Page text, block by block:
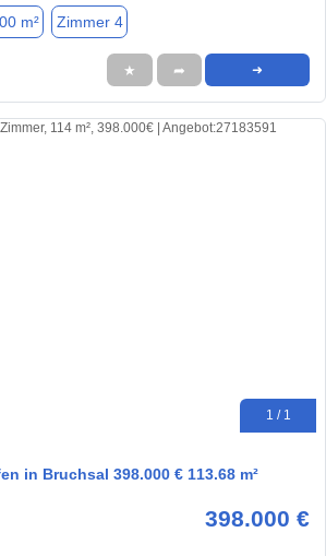
m² Zimmer 4
★ ➦ ➜
1 / 1
in Bruchsal 398.000 € 113.68 m²
398.000 €